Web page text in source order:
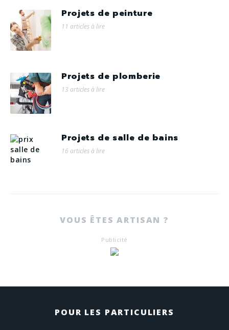
Projets de peinture
11 articles à lire
Projets de plomberie
13 articles à lire
Projets de salle de bains
16 articles à lire
VOUS ÊTES ARTISAN ?
Publicité
POUR LES PARTICULIERS